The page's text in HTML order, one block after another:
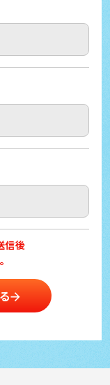
信後